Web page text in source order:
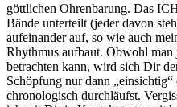
göttlichen Ohrenbarung. Das
Bände unterteilt (jeder davon
aufeinander auf, so wie auch
Rhythmus aufbaut. Obwohl man
betrachten kann, wird sich Dir
Schöpfung nur dann
chronologisch durchläufst.